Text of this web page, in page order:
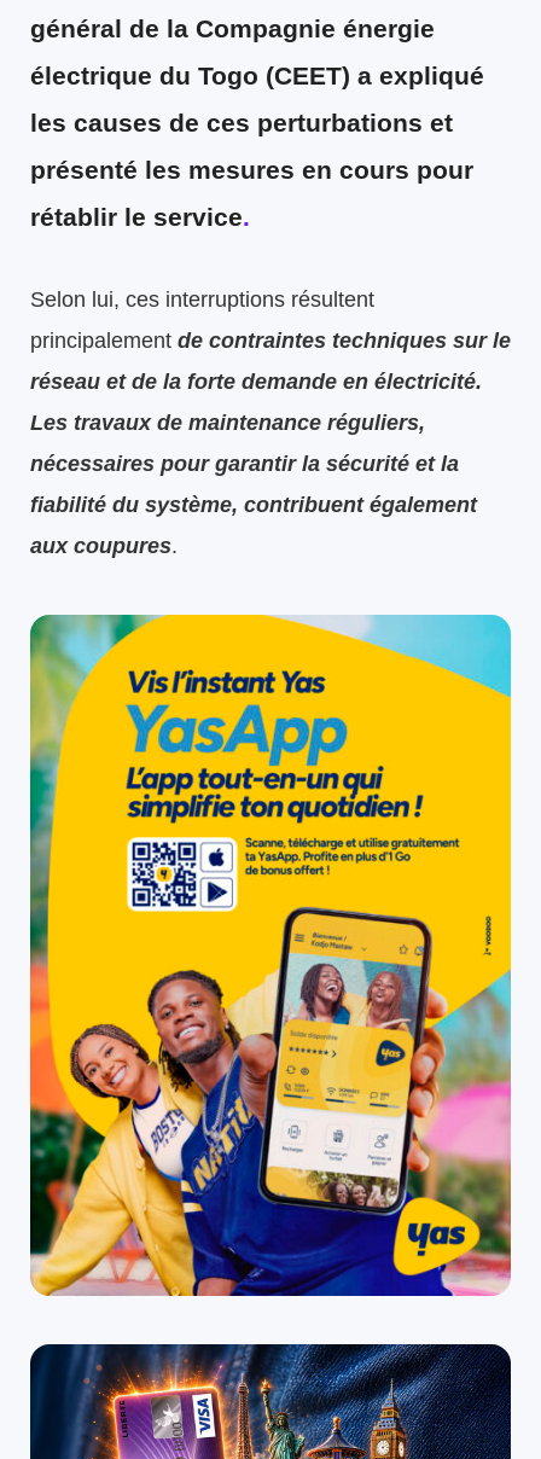
général de la Compagnie énergie
électrique du Togo (CEET) a expliqué
les causes de ces perturbations et
présenté les mesures en cours pour
rétablir le service.
Selon lui, ces interruptions résultent
principalement de contraintes techniques sur le
réseau et de la forte demande en électricité.
Les travaux de maintenance réguliers,
nécessaires pour garantir la sécurité et la
fiabilité du système, contribuent également
aux coupures.